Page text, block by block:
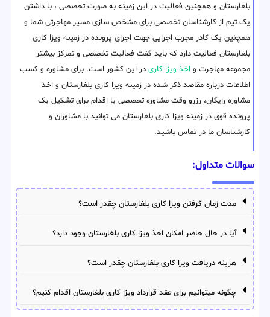
بلغارستان و همچنین فعالیت در این زمینه به صورت تخصصی ، با داشتن
یک تیم از کارشناسان تخصصی برای مشخص سازی مسیر مهاجرتی شما و
همچنین یک کادر مجرب اجرایی جهت اجرای پرونده در زمینه ویزا کاری
بلغارستان فعالیت دارد که باید گفت فعالیت تخصصی و تمرکز بیشتر
مجموعه مهاجرت و اخذ ویزا کاری در این کشور است. برای مشاوره و کسب
اطلاعات درباره مقاصد ذکر شده در زمینه ویزا کاری بلغارستان و اخذ
مشاوره رایگان، رزرو وقت مشاوره تخصصی یا اقدام برای تشکیل یک
پرونده قوی در زمینه ویزا کاری بلغارستان می توانید با مشاوران و
کارشناسان ما در تماس باشید.
سوالات متداول:
مدت زمان گرفتن ویزا کاری بلغارستان چقدر است؟
آیا در حال حاضر امکان اخذ ویزا کاری بلغارستان وجود دارد؟
هزینه دریافت ویزا کاری بلغارستان چقدر است؟
چگونه میتوانیم برای عقد قرارداد ویزا کاری بلغارستان اقدام کنیم؟